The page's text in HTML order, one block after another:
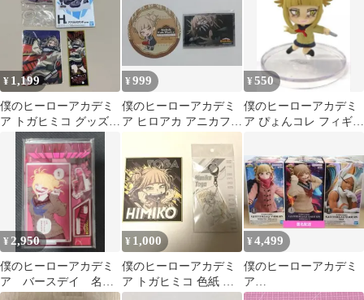
coat ver.(トガヒミコ)
¥ 1,199
僕のヒーローアカデミ
ア トガヒミコ グッズセ
ット
¥999
僕のヒーローアカデミ
ア ヒロアカ アニカフェ
コースター カード トガ
¥550
僕のヒーローアカデミ
ア ぴょんコレ フィギュ
¥ 2,950
僕のヒーローアカデミ
ア バースデイ 名場
面ジオラマフィギュ
¥ 1,000
僕のヒーローアカデミ
ア トガヒミコ 色紙 ア
クリルキーホルダー
¥4,499
僕のヒーローアカデミ
ア
GLITTER&GLAMORO